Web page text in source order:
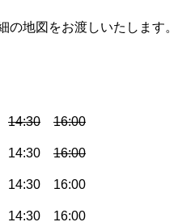
地図をお渡しいたします。
14:30 16:00
14:30 16:00
16:00
16:00